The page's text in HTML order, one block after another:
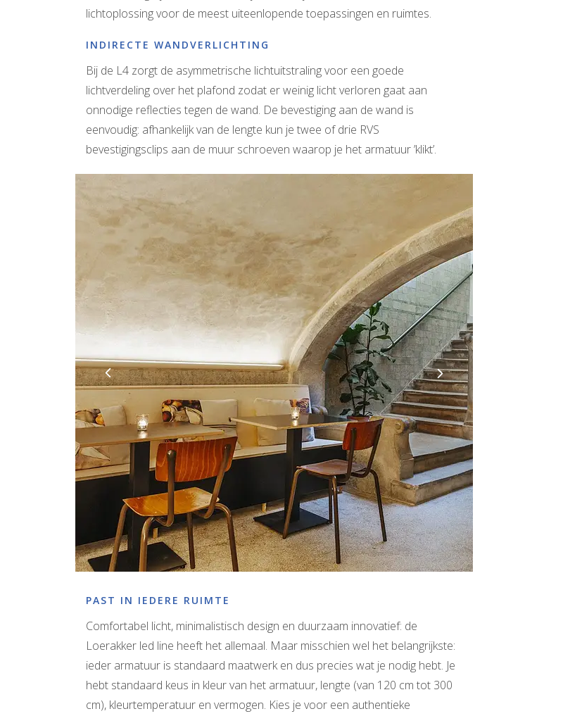
lichtoplossing voor de meest uiteenlopende toepassingen en ruimtes.
INDIRECTE WANDVERLICHTING
Bij de L4 zorgt de asymmetrische lichtuitstraling voor een goede
lichtverdeling over het plafond zodat er weinig licht verloren gaat aan
onnodige reflecties tegen de wand. De bevestiging aan de wand is
eenvoudig: afhankelijk van de lengte kun je twee of drie RVS
bevestigingsclips aan de muur schroeven waarop je het armatuur ’klikt’.
PAST IN IEDERE RUIMTE
Comfortabel licht, minimalistisch design en duurzaam innovatief: de
Loerakker led line heeft het allemaal. Maar misschien wel het belangrijkste:
ieder armatuur is standaard maatwerk en dus precies wat je nodig hebt. Je
hebt standaard keus in kleur van het armatuur, lengte (van 120 cm tot 300
cm), kleurtemperatuur en vermogen. Kies je voor een authentieke